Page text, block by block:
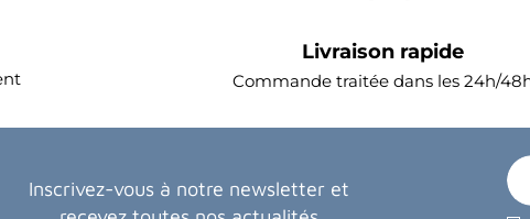
Livraison rapide
Commande traitée dans les 24h/
Inscrivez-vous à notre newsletter et